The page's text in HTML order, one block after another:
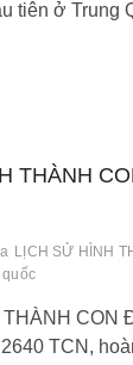
tiên ở
THÀNH
LỊCH SỬ HÌNH
quốc
CON
TCN,